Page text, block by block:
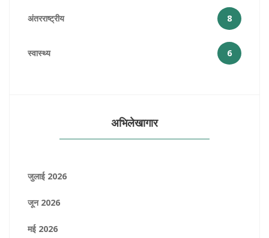
अंतरराष्ट्रीय 8
स्वास्थ्य 6
अभिलेखागार
जुलाई 2026
जून 2026
मई 2026